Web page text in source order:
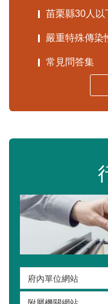
苗栗縣30人以
嚴重特殊傳染
常見問答集